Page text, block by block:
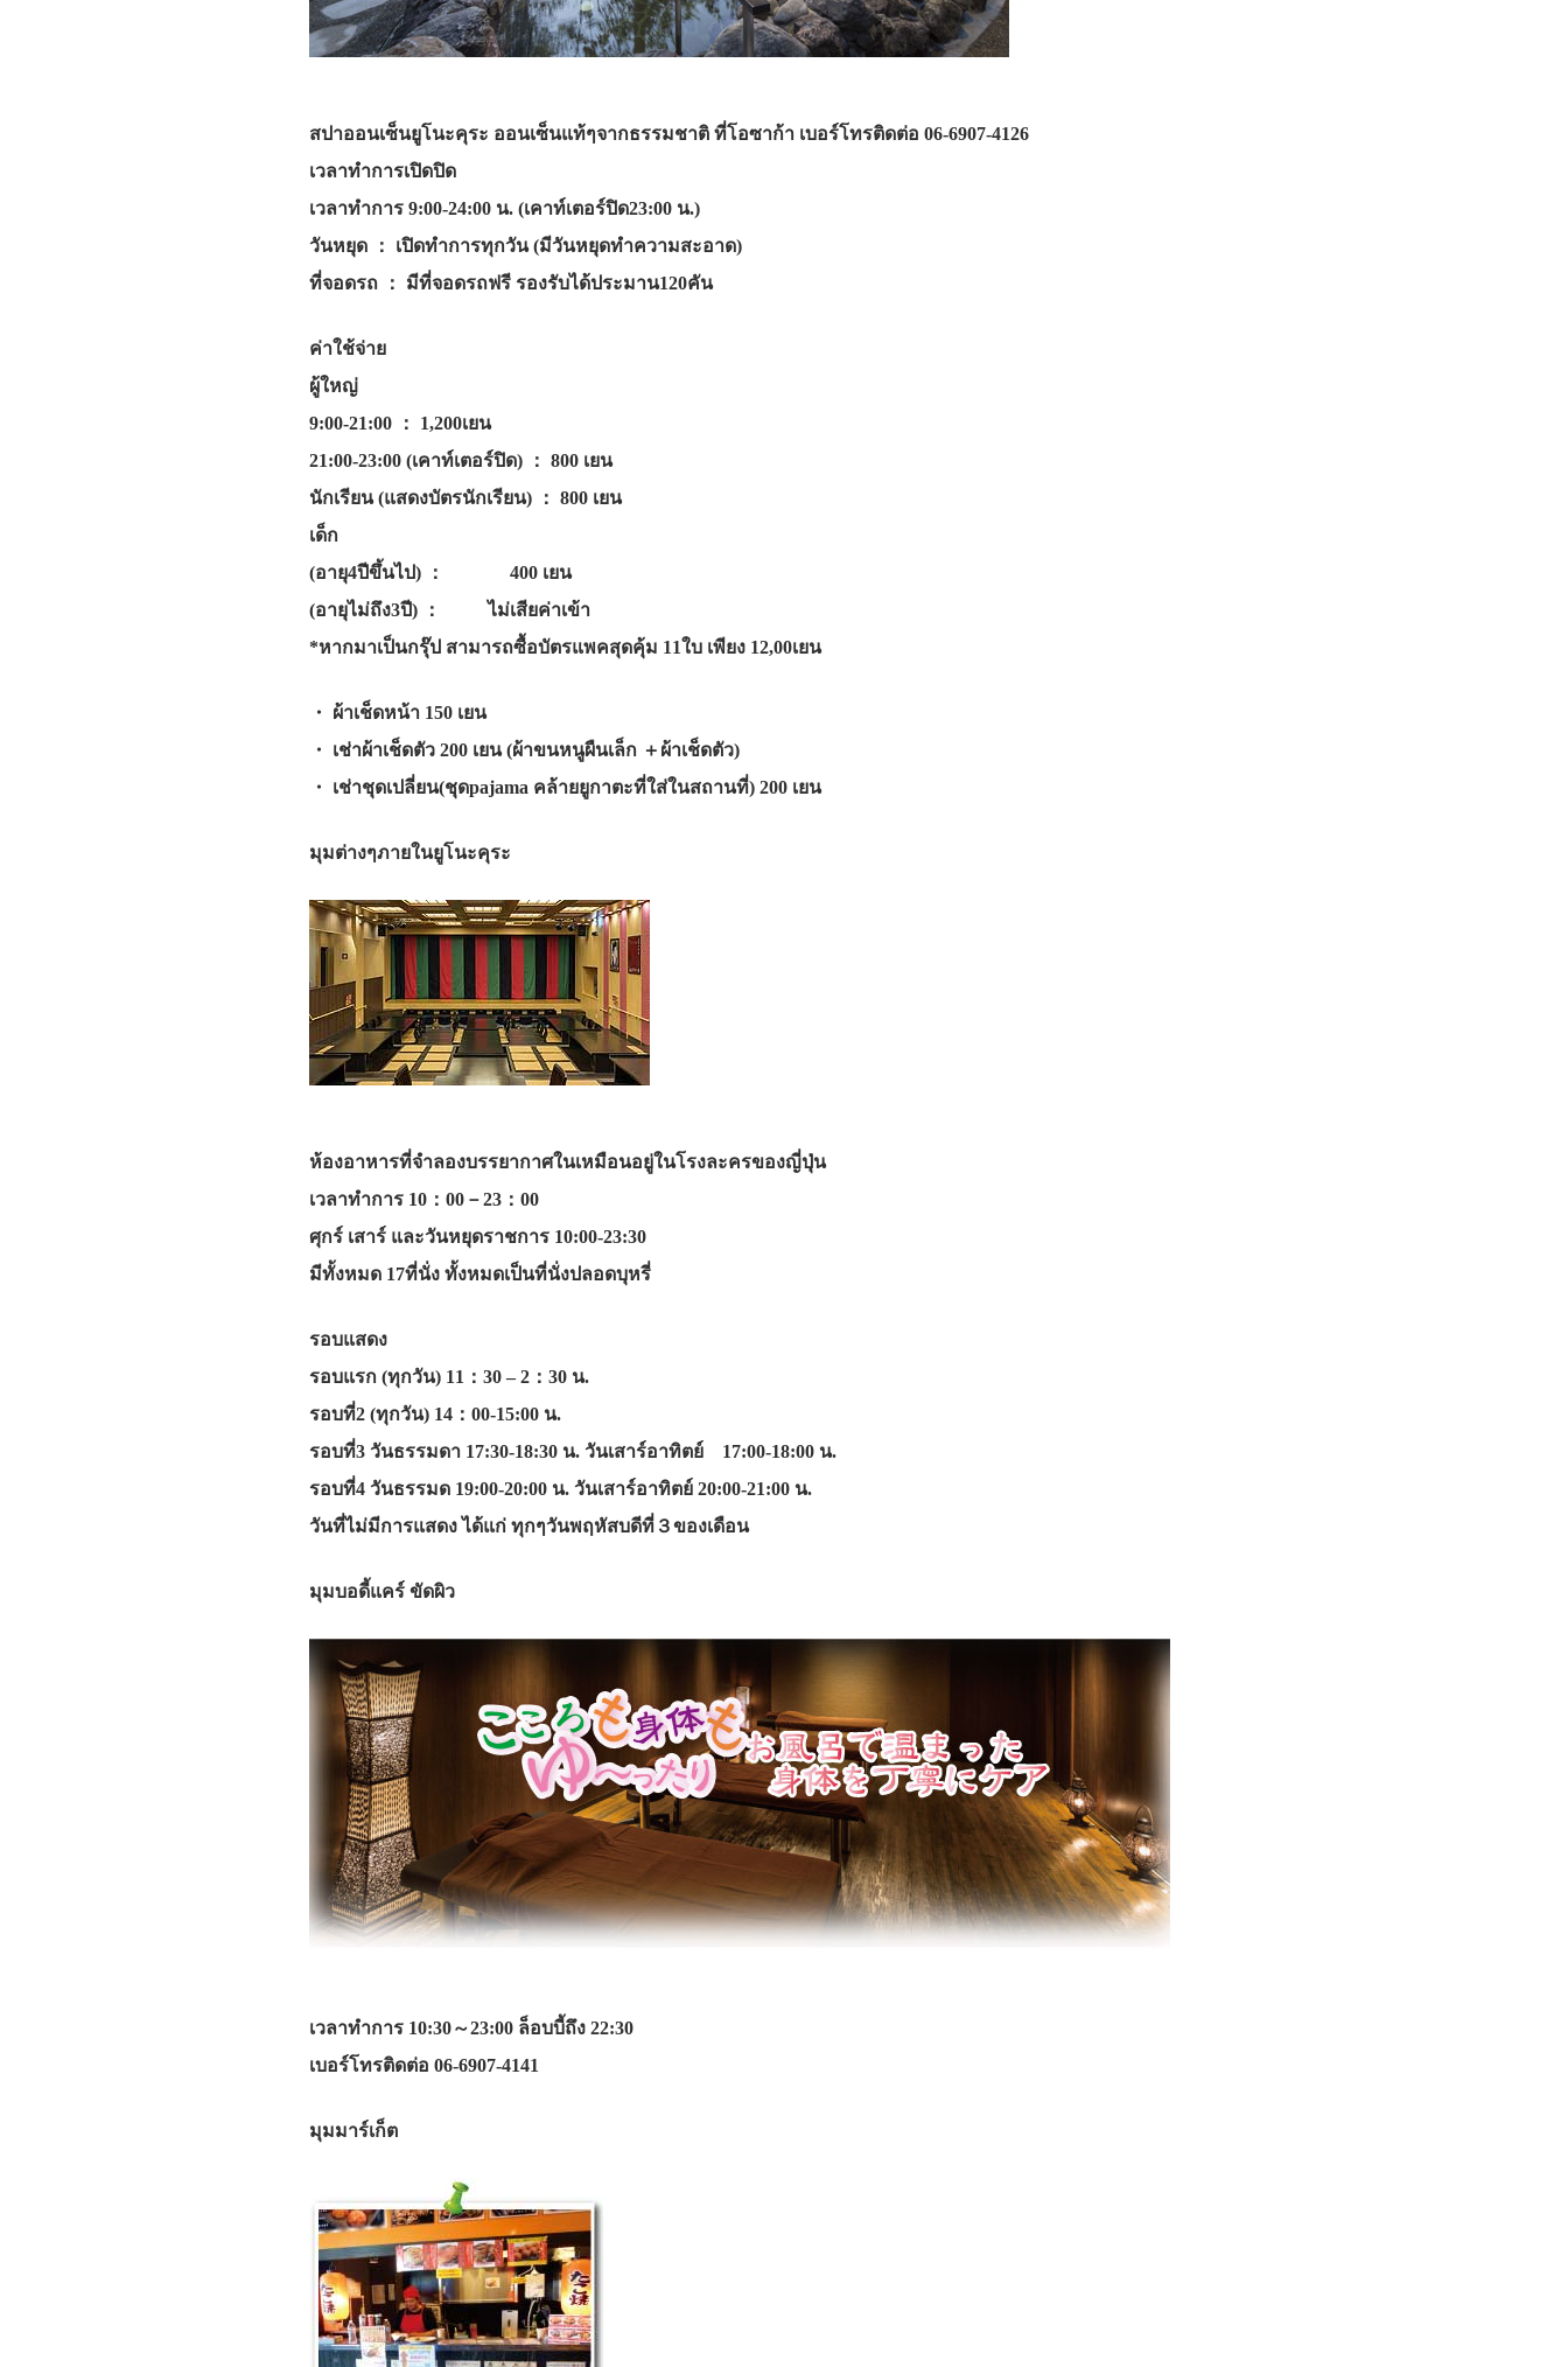
สปาออนเซ็นยูโนะคุระ ออนเซ็นแท้ๆจากธรรมชาติ ที่โอซาก้า เบอร์โทรติดต่อ 06-6907-4126
เวลาทำการเปิดปิด
เวลาทำการ 9:00-24:00 น. (เคาท์เตอร์ปิด23:00 น.)
วันหยุด ： เปิดทำการทุกวัน (มีวันหยุดทำความสะอาด)
ที่จอดรถ ： มีที่จอดรถฟรี รองรับได้ประมาน120คัน
ค่าใช้จ่าย
ผู้ใหญ่
9:00-21:00 ： 1,200เยน
21:00-23:00 (เคาท์เตอร์ปิด) ： 800 เยน
นักเรียน (แสดงบัตรนักเรียน) ： 800 เยน
เด็ก
(อายุ4ปีขึ้นไป) ： 400 เยน
(อายุไม่ถึง3ปี) ： ไม่เสียค่าเข้า
*หากมาเป็นกรุ๊ป สามารถซื้อบัตรแพคสุดคุ้ม 11ใบ เพียง 12,00เยน
・ ผ้าเช็ดหน้า 150 เยน
・ เช่าผ้าเช็ดตัว 200 เยน (ผ้าขนหนูผืนเล็ก ＋ผ้าเช็ดตัว)
・ เช่าชุดเปลี่ยน(ชุดpajama คล้ายยูกาตะที่ใส่ในสถานที่) 200 เยน
มุมต่างๆภายในยูโนะคุระ
ห้องอาหารที่จำลองบรรยากาศในเหมือนอยู่ในโรงละครของญี่ปุ่น
เวลาทำการ 10：00－23：00
ศุกร์ เสาร์ และวันหยุดราชการ 10:00-23:30
มีทั้งหมด 17ที่นั่ง ทั้งหมดเป็นที่นั่งปลอดบุหรี่
รอบแสดง
รอบแรก (ทุกวัน) 11：30 – 2：30 น.
รอบที่2 (ทุกวัน) 14：00-15:00 น.
รอบที่3 วันธรรมดา 17:30-18:30 น. วันเสาร์อาทิตย์ 17:00‐18:00 น.
รอบที่4 วันธรรมด 19:00-20:00 น. วันเสาร์อาทิตย์ 20:00-21:00 น.
วันที่ไม่มีการแสดง ได้แก่ ทุกๆวันพฤหัสบดีที่３ของเดือน
มุมบอดี้แคร์ ขัดผิว
เวลาทำการ 10:30～23:00 ล็อบบี้ถึง 22:30
เบอร์โทรติดต่อ 06-6907-4141
มุมมาร์เก็ต